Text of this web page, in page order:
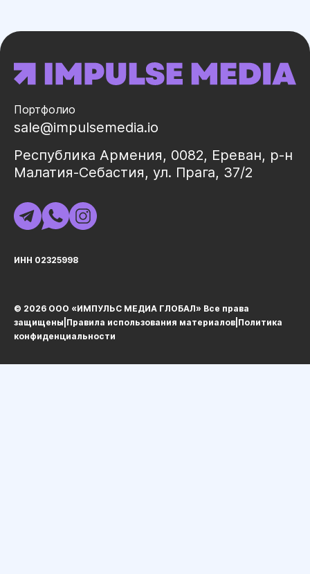
Портфолио
sale@impulsemedia.io
Республика Армения, 0082, Ереван, р-н
Малатия-Себастия, ул. Прага, 37/2
ИНН 02325998
© 2026 ООО «ИМПУЛЬС МЕДИА ГЛОБАЛ» Все права
защищеныㅤ|ㅤ Правила использования материалов Политика
конфиденциальности